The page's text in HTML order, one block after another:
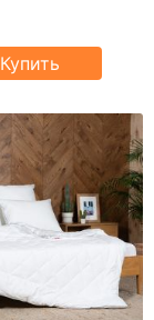
Купить